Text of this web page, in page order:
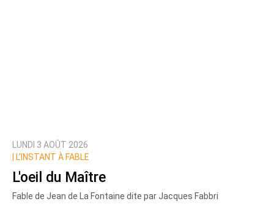
LUNDI 3 AOÛT 2026
L’INSTANT À FABLE
L'oeil du Maître
Fable de Jean de La Fontaine dite par Jacques Fabbri